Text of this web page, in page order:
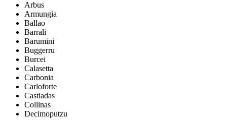
Arbus
Armungia
Ballao
Barrali
Barumini
Buggerru
Burcei
Calasetta
Carbonia
Carloforte
Castiadas
Collinas
Decimoputzu